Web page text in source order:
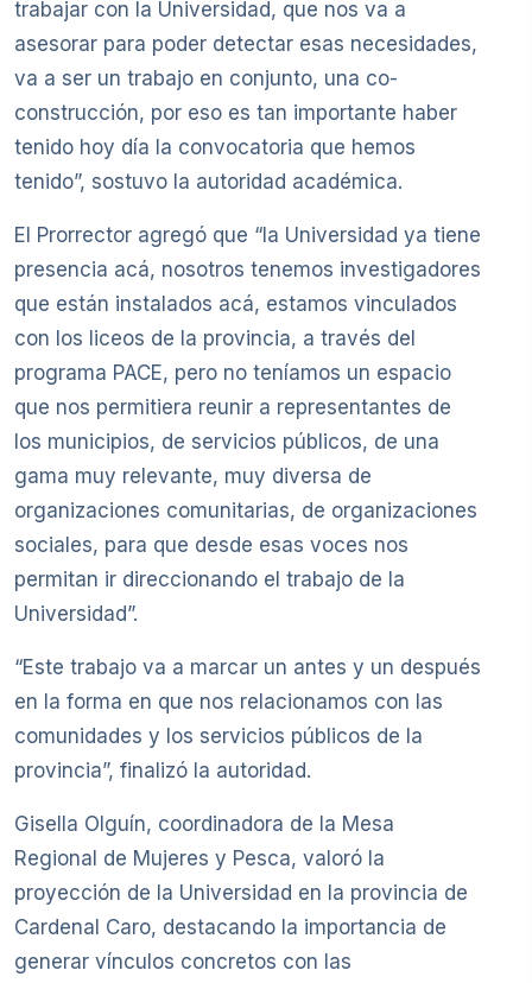
trabajar con la Universidad, que nos va a
asesorar para poder detectar esas necesidades,
va a ser un trabajo en conjunto, una co-
construcción, por eso es tan importante haber
tenido hoy día la convocatoria que hemos
tenido”, sostuvo la autoridad académica.
El Prorrector agregó que “la Universidad ya tiene
presencia acá, nosotros tenemos investigadores
que están instalados acá, estamos vinculados
con los liceos de la provincia, a través del
programa PACE, pero no teníamos un espacio
que nos permitiera reunir a representantes de
los municipios, de servicios públicos, de una
gama muy relevante, muy diversa de
organizaciones comunitarias, de organizaciones
sociales, para que desde esas voces nos
permitan ir direccionando el trabajo de la
Universidad”.
“Este trabajo va a marcar un antes y un después
en la forma en que nos relacionamos con las
comunidades y los servicios públicos de la
provincia”, finalizó la autoridad.
Gisella Olguín, coordinadora de la Mesa
Regional de Mujeres y Pesca, valoró la
proyección de la Universidad en la provincia de
Cardenal Caro, destacando la importancia de
generar vínculos concretos con las